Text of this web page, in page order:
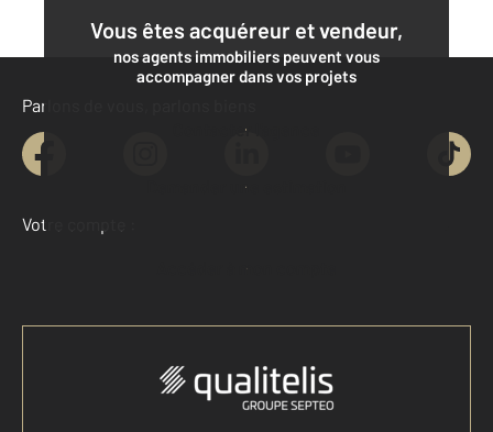
Vous êtes acquéreur et vendeur,
nos agents immobiliers peuvent vous
accompagner dans vos projets
Contacter l'agence
Demander une estimation
Parlons de vous, parlons biens
Votre compte :
Accéder à mon compte